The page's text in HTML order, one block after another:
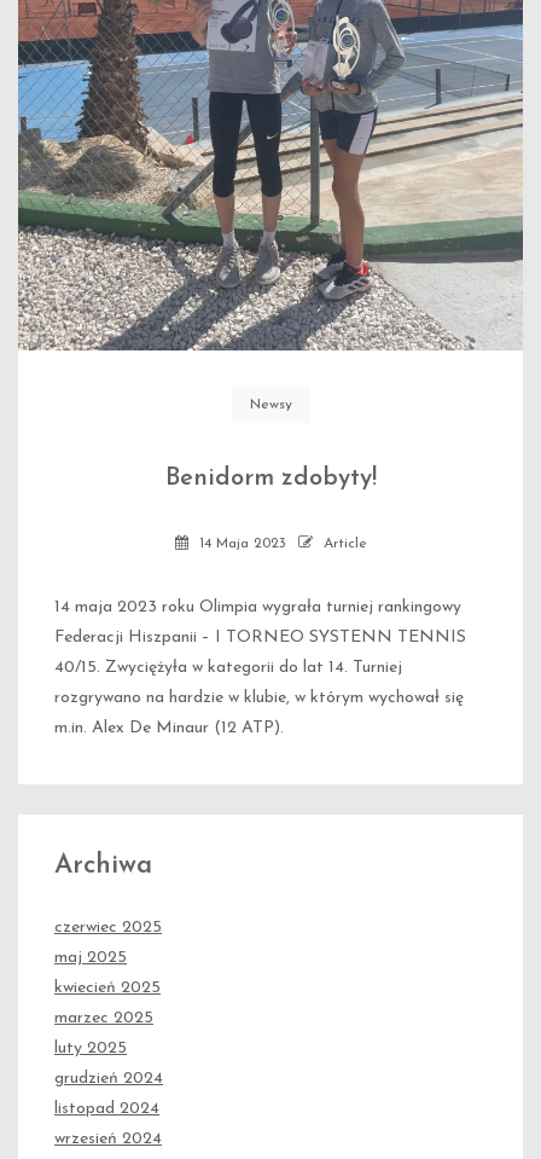
Newsy
Benidorm zdobyty!
14 Maja 2023 Article
14 maja 2023 roku Olimpia wygrała turniej rankingowy
Federacji Hiszpanii – I TORNEO SYSTENN TENNIS
40/15. Zwyciężyła w kategorii do lat 14. Turniej
rozgrywano na hardzie w klubie, w którym wychował się
m.in. Alex De Minaur (12 ATP).
Archiwa
czerwiec 2025
maj 2025
kwiecień 2025
marzec 2025
luty 2025
grudzień 2024
listopad 2024
wrzesień 2024